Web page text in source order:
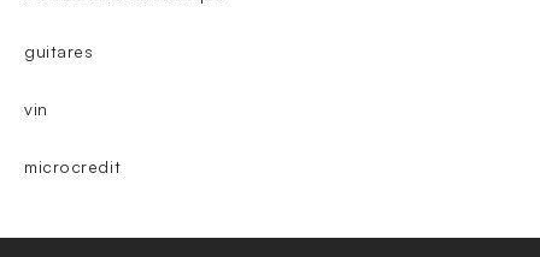
guitares
vin
microcredit